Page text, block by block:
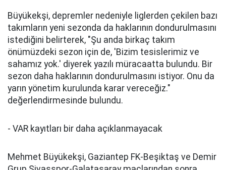
Büyükekşi, depremler nedeniyle liglerden çekilen bazı
takımların yeni sezonda da haklarının dondurulmasını
istediğini belirterek, "Şu anda birkaç takım
önümüzdeki sezon için de, 'Bizim tesislerimiz ve
sahamız yok.' diyerek yazılı müracaatta bulundu. Bir
sezon daha haklarının dondurulmasını istiyor. Onu da
yarın yönetim kurulunda karar vereceğiz."
değerlendirmesinde bulundu.
- VAR kayıtları bir daha açıklanmayacak
Mehmet Büyükekşi, Gaziantep FK-Beşiktaş ve Demir